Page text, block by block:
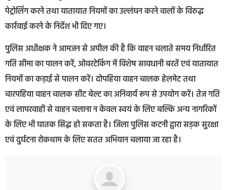
पेट्रोलिंग करने तथा यातायात नियमों का उल्लंघन करने वालों के विरुद्ध
कार्रवाई करने के निर्देश भी दिए गए।
पुलिस अधीक्षक ने आमजन से अपील की है कि वाहन चलाते समय निर्धारित
गति सीमा का पालन करें, ओवरटेकिंग में विशेष सावधानी बरतें एवं यातायात
नियमों का कड़ाई से पालन करें। दोपहिया वाहन चालक हेलमेट तथा
चारपहिया वाहन चालक सीट बेल्ट का अनिवार्य रूप से उपयोग करें। तेज गति
एवं लापरवाही से वाहन चलाना न केवल स्वयं के लिए बल्कि अन्य नागरिकों
के लिए भी घातक सिद्ध हो सकता है। जिला पुलिस कटनी द्वारा सड़क सुरक्षा
एवं दुर्घटना रोकथाम के लिए सतत अभियान चलाया जा रहा है।